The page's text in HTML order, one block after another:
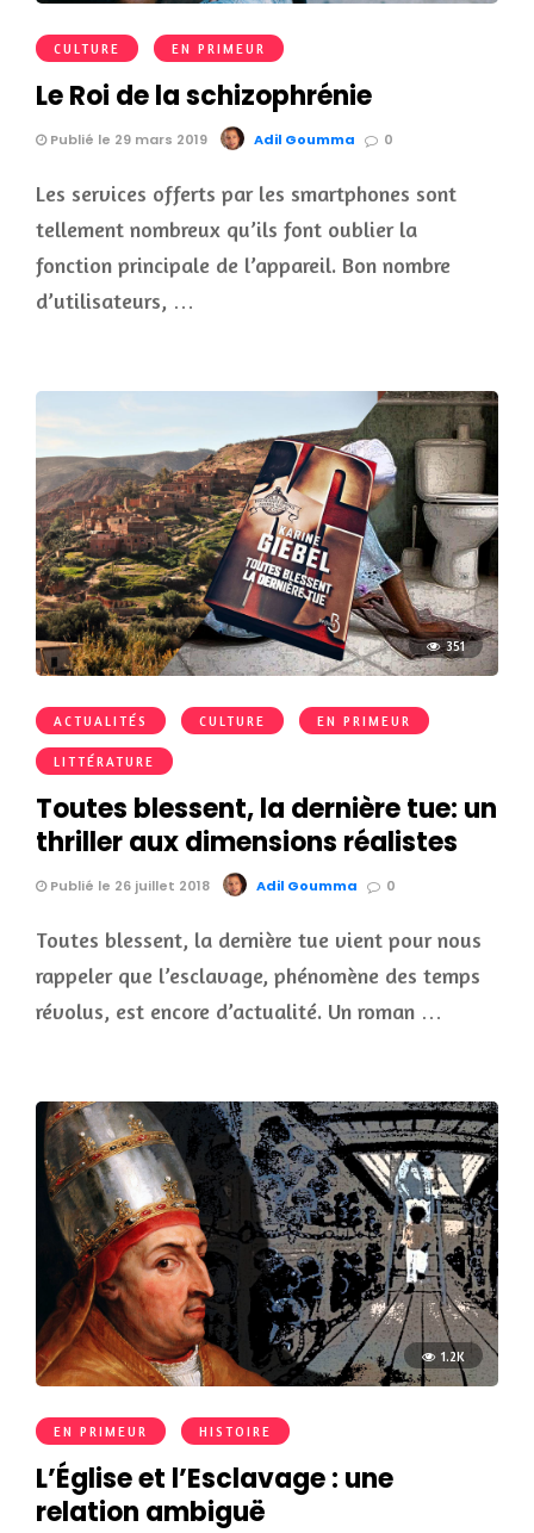
CULTURE EN PRIMEUR
Le Roi de la schizophrénie
Publié le 29 mars 2019 Adil Goumma 0
Les services offerts par les smartphones sont
tellement nombreux qu’ils font oublier la
fonction principale de l’appareil. Bon nombre
d’utilisateurs, …
351
ACTUALITÉS CULTURE EN PRIMEUR
LITTÉRATURE
Toutes blessent, la dernière tue: un
thriller aux dimensions réalistes
Publié le 26 juillet 2018 Adil Goumma 0
Toutes blessent, la dernière tue vient pour nous
rappeler que l’esclavage, phénomène des temps
révolus, est encore d’actualité. Un roman …
1.2K
EN PRIMEUR HISTOIRE
L’Église et l’Esclavage : une
relation ambiguë